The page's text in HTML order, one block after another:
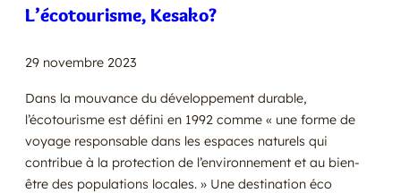
L’écotourisme, Kesako?
29 novembre 2023
Dans la mouvance du développement durable,
l’écotourisme est défini en 1992 comme « une forme de
voyage responsable dans les espaces naturels qui
contribue à la protection de l’environnement et au bien-
être des populations locales. » Une destination éco